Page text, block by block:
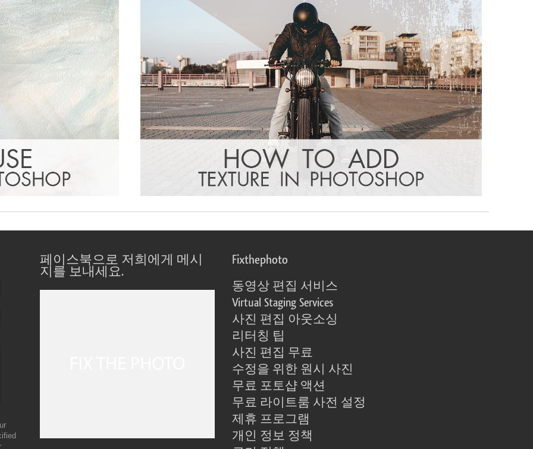
페이스북으로 저희에게 메시
지를 보내세요.
Fixthephoto
동영상 편집 서비스
Virtual Staging Services
사진 편집 아웃소싱
리터칭 팁
사진 편집 무료
수정을 위한 원시 사진
무료 포토샵 액션
무료 라이트룸 사전 설정
제휴 프로그램
개인 정보 정책